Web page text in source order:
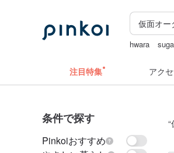
hwara
注目特集 アク
条件で探す
Pinkoiおすすめ
“